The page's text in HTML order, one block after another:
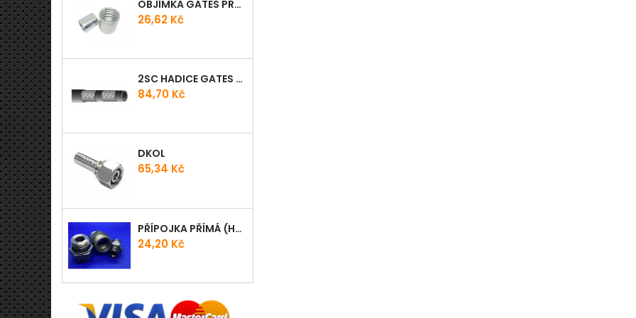
OBJÍMKA GATES PRO-V
Cena
26,62 Kč
2SC HADICE GATES PROV
Cena
84,70 Kč
DKOL
Cena
65,34 Kč
PŘÍPOJKA PŘÍMÁ (HRDLO) GES - WD
Cena
24,20 Kč